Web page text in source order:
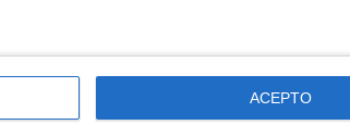
ACEPTO